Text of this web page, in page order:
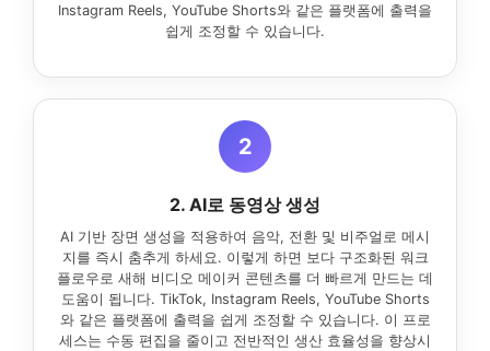
Instagram Reels, YouTube Shorts와 같은 플랫폼에 출력을
쉽게 조정할 수 있습니다.
2
2. AI로 동영상 생성
AI 기반 장면 생성을 적용하여 음악, 전환 및 비주얼로 메시
지를 즉시 춤추게 하세요. 이렇게 하면 보다 구조화된 워크
플로우로 새해 비디오 메이커 콘텐츠를 더 빠르게 만드는 데
도움이 됩니다. TikTok, Instagram Reels, YouTube Shorts
와 같은 플랫폼에 출력을 쉽게 조정할 수 있습니다. 이 프로
세스는 수동 편집을 줄이고 전반적인 생산 효율성을 향상시